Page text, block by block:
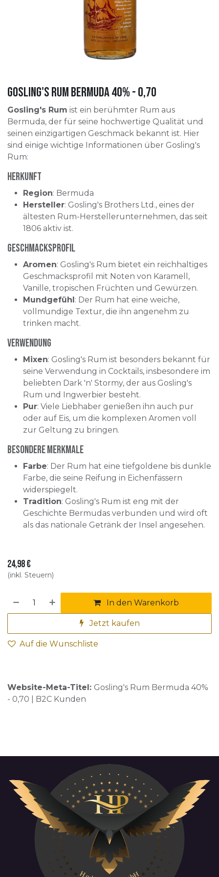
Gosling's Rum Bermuda 40% - 0,70
Gosling's Rum ist ein berühmter Rum aus
Bermuda, der für seine hochwertige Qualität und
seinen einzigartigen Geschmack bekannt ist. Hier
sind einige wichtige Informationen über Gosling's
Rum:
Herkunft
Region: Bermuda
Hersteller: Gosling's Brothers Ltd., eines der
ältesten Rum-Herstellerunternehmen, das seit
1806 aktiv ist.
Geschmacksprofil
Aromen: Gosling's Rum bietet ein reichhaltiges
Geschmacksprofil mit Noten von Karamell,
Vanille, tropischen Früchten und Gewürzen.
Mundgefühl: Der Rum hat eine weiche,
vollmundige Textur, die ihn angenehm zu
trinken macht.
Verwendung
Mixen: Gosling's Rum ist besonders bekannt für
seine Verwendung in Cocktails, insbesondere im
beliebten Dark 'n' Stormy, der aus Gosling's
Rum und Ingwerbier besteht.
Pur: Viele Liebhaber genießen ihn auch pur
oder auf Eis, um die komplexen Aromen voll
zur Geltung zu bringen.
Besondere Merkmale
Farbe: Der Rum hat eine tiefgoldene bis dunkle
Farbe, die seine Reifung in Eichenfässern
widerspiegelt.
Tradition: Gosling's Rum ist eng mit der
Geschichte Bermudas verbunden und wird oft
als das nationale Getränk der Insel angesehen.
24,98€
(inkl. Steuern)
In den Warenkorb
Jetzt kaufen
Auf die Wunschliste
Website-Meta-Titel: Gosling's Rum Bermuda 40%
- 0,70 | B2C Kunden